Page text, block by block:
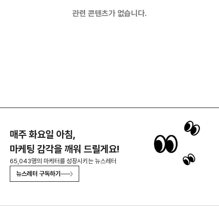
관련 콘텐츠가 없습니다.
매주 화요일 아침,
마케팅 감각을 깨워 드릴게요!
65,043명의 마케터를 성장시키는 뉴스레터
뉴스레터 구독하기